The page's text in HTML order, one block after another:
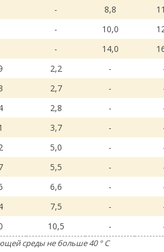
- 8,8
- 10,0
- 14,0
2,2 -
2,7 -
2,8 -
3,7 -
5,0 -
5,5 -
6,6 -
7,5 -
10,5 -
среды не больше 40 ° C